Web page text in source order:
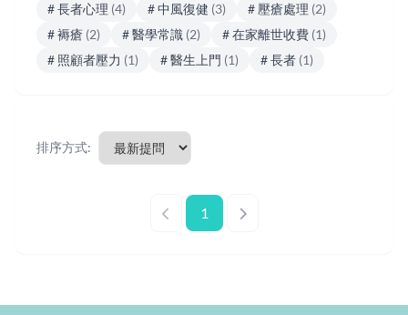
# 長者心理 (4) # 中風復健 (3) # 壓瘡處理 (2)
# 褥瘡 (2) # 醫學常識 (2) # 在家離世收費 (1)
# 照顧者壓力 (1) # 醫生上門 (1) # 長者 (1)
排序方式:
1